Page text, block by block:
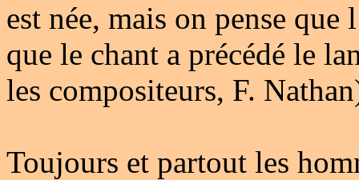
est née, mais on pense
que le chant a précédé le
les compositeurs, F.
Toujours et partout les